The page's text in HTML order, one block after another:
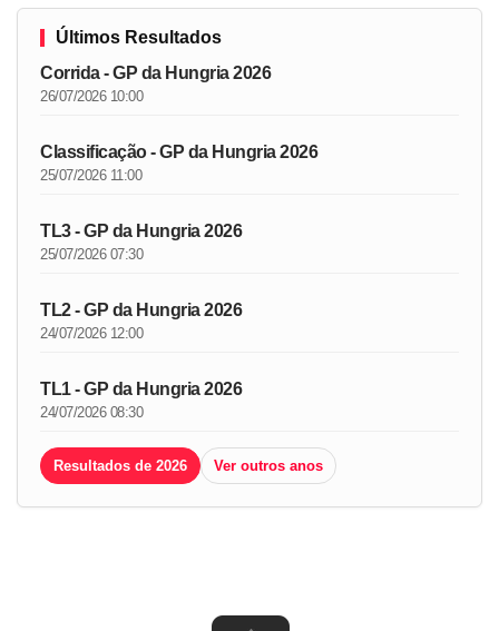
Últimos Resultados
Corrida - GP da Hungria 2026
26/07/2026 10:00
Classificação - GP da Hungria 2026
25/07/2026 11:00
TL3 - GP da Hungria 2026
25/07/2026 07:30
TL2 - GP da Hungria 2026
24/07/2026 12:00
TL1 - GP da Hungria 2026
24/07/2026 08:30
Resultados de 2026 Ver outros anos